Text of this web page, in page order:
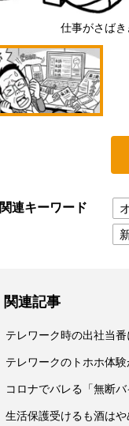
仕事がさばき
関連キーワード
関連記事
テレワーク時の出社当
テレワークのトホホ体
コロナでバレる「無断
生活保護受けるも酒は